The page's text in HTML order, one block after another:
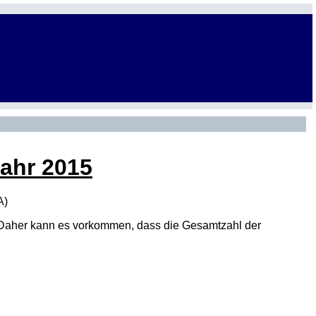
2015
)
kann es vorkommen, dass die Gesamtzahl der